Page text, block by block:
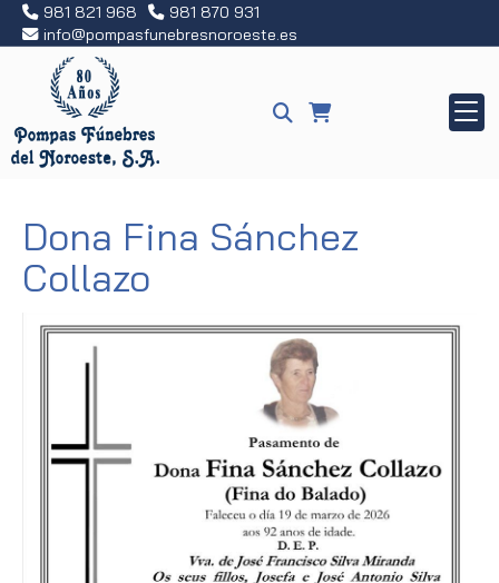
981 821 968
981 870 931
info
pompasfunebresnoroeste.es
Dona Fina Sánchez
Collazo